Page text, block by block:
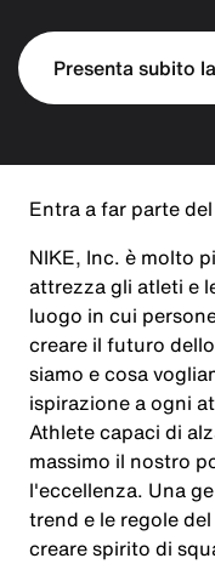
Presenta subito
Entra a far parte
NIKE, Inc. è molto
attrezza gli atleti e
luogo in cui
creare il futuro
siamo e cosa
ispirazione a ogni
Athlete capaci di
massimo il nostro
l'eccellenza. Una
trend e le regole
creare spirito di